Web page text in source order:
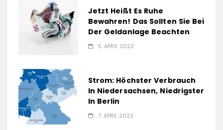
Jetzt Heißt Es Ruhe
Bewahren! Das Sollten Sie Bei
Der Geldanlage Beachten
5. APRIL 2022
Strom: Höchster Verbrauch
In Niedersachsen, Niedrigster
In Berlin
7. APRIL 2022